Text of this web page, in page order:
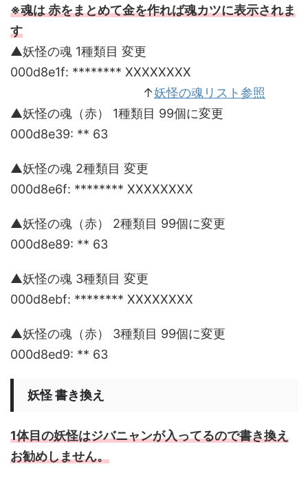
※魂は 赤をまとめて金を作れば魂カツに表示されま
す
▲妖怪の魂 1種類目 変更
000d8e1f: ******** XXXXXXXX
↑妖怪の魂リスト参照
▲妖怪の魂（赤） 1種類目 99個に変更
000d8e39: ** 63
▲妖怪の魂 2種類目 変更
000d8e6f: ******** XXXXXXXX
▲妖怪の魂（赤） 2種類目 99個に変更
000d8e89: ** 63
▲妖怪の魂 3種類目 変更
000d8ebf: ******** XXXXXXXX
▲妖怪の魂（赤） 3種類目 99個に変更
000d8ed9: ** 63
妖怪 書き換え
1体目の妖怪はジバニャンが入ってるので書き換え
お勧めしません。